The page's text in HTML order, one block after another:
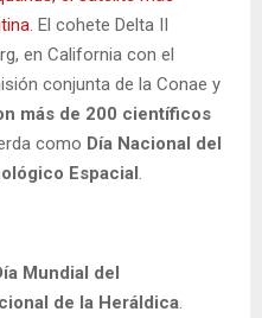
. El cohete Delta II
en California con el
conjunta de la Conae y
más de 200 científicos
como Día Nacional del
Espacial.
Mundial del
de la Heráldica.